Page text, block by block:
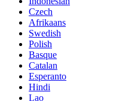
Czech
Afrikaans
Swedish
Polish
Basque
Catalan
Esperanto
Hindi
Lao